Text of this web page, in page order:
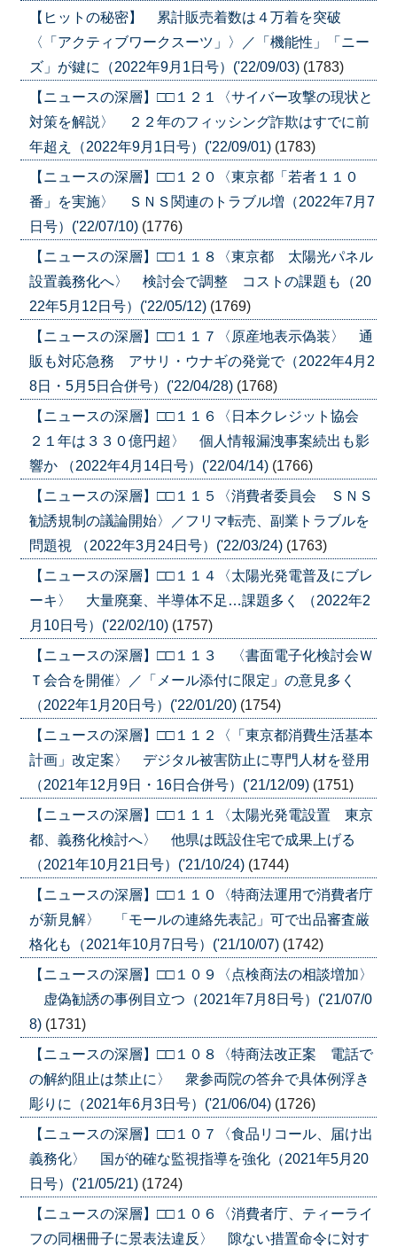
【ヒットの秘密】 累計販売着数は４万着を突破
〈「アクティブワークスーツ」〉／「機能性」「ニー
ズ」が鍵に（2022年9月1日号）('22/09/03) (1783)
【ニュースの深層】□□１２１〈サイバー攻撃の現状と
対策を解説〉 ２２年のフィッシング詐欺はすでに前
年超え（2022年9月1日号）('22/09/01) (1783)
【ニュースの深層】□□１２０〈東京都「若者１１０
番」を実施〉 ＳＮＳ関連のトラブル増（2022年7月7
日号）('22/07/10) (1776)
【ニュースの深層】□□１１８〈東京都 太陽光パネル
設置義務化へ〉 検討会で調整 コストの課題も（20
22年5月12日号）('22/05/12) (1769)
【ニュースの深層】□□１１７〈原産地表示偽装〉 通
販も対応急務 アサリ・ウナギの発覚で（2022年4月2
8日・5月5日合併号）('22/04/28) (1768)
【ニュースの深層】□□１１６〈日本クレジット協会
２１年は３３０億円超〉 個人情報漏洩事案続出も影
響か （2022年4月14日号）('22/04/14) (1766)
【ニュースの深層】□□１１５〈消費者委員会 ＳＮＳ
勧誘規制の議論開始〉／フリマ転売、副業トラブルを
問題視 （2022年3月24日号）('22/03/24) (1763)
【ニュースの深層】□□１１４〈太陽光発電普及にブレ
ーキ〉 大量廃棄、半導体不足…課題多く （2022年2
月10日号）('22/02/10) (1757)
【ニュースの深層】□□１１３ 〈書面電子化検討会Ｗ
Ｔ会合を開催〉／「メール添付に限定」の意見多く
（2022年1月20日号）('22/01/20) (1754)
【ニュースの深層】□□１１２〈「東京都消費生活基本
計画」改定案〉 デジタル被害防止に専門人材を登用
（2021年12月9日・16日合併号）('21/12/09) (1751)
【ニュースの深層】□□１１１〈太陽光発電設置 東京
都、義務化検討へ〉 他県は既設住宅で成果上げる
（2021年10月21日号）('21/10/24) (1744)
【ニュースの深層】□□１１０〈特商法運用で消費者庁
が新見解〉 「モールの連絡先表記」可で出品審査厳
格化も（2021年10月7日号）('21/10/07) (1742)
【ニュースの深層】□□１０９〈点検商法の相談増加〉
虚偽勧誘の事例目立つ（2021年7月8日号）('21/07/0
8) (1731)
【ニュースの深層】□□１０８〈特商法改正案 電話で
の解約阻止は禁止に〉 衆参両院の答弁で具体例浮き
彫りに（2021年6月3日号）('21/06/04) (1726)
【ニュースの深層】□□１０７〈食品リコール、届け出
義務化〉 国が的確な監視指導を強化（2021年5月20
日号）('21/05/21) (1724)
【ニュースの深層】□□１０６〈消費者庁、ティーライ
フの同梱冊子に景表法違反〉 隙ない措置命令に対す